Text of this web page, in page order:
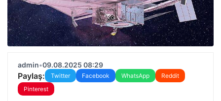
admin•09.08.2025 08:29
Paylaş: Twitter Facebook WhatsApp
Reddit
Pinterest